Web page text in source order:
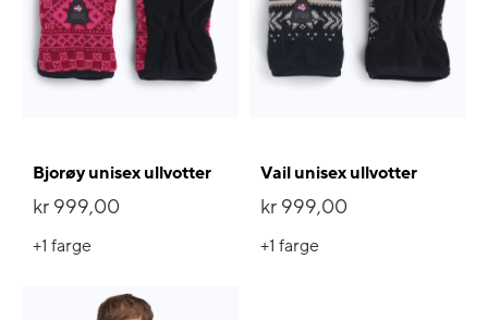
Bjorøy unisex ullvotter
kr 999,00
+1 farge
Vail unisex ullvotter
kr 999,00
+1 farge